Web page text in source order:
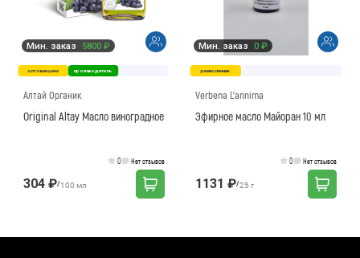
Мин. заказ 5800 ₽
оптовая цена производитель
Алтай Органик
Original Altay Масло виноградное
0 Нет отзывов
304 ₽/100 мл
Мин. заказ 0 ₽
ремесленник
Verbena L'annima
Эфирное масло Майоран 10 мл
0 Нет отзывов
1131 ₽/25 г